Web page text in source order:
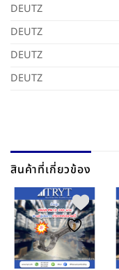
DEUTZ
DEUTZ
DEUTZ
DEUTZ
สินค้าที่เกี่ยวข้อง